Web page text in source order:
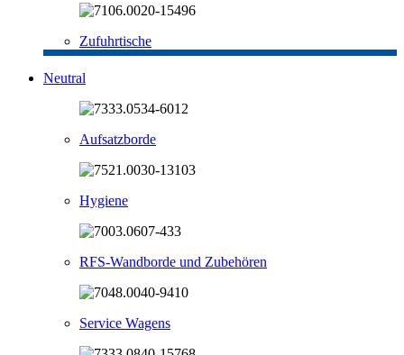
Zufuhrtische
Neutral
Aufsatzborde
Hygiene
RFS-Wandborde und Zubehören
Service Wagens